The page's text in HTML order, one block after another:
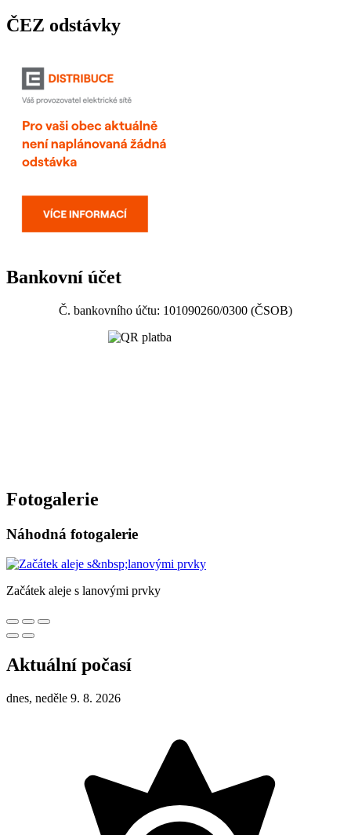
ČEZ odstávky
Bankovní účet
Č. bankovního účtu: 101090260/0300 (ČSOB)
Fotogalerie
Náhodná fotogalerie
Začátek aleje s lanovými prvky
Aktuální počasí
dnes, neděle 9. 8. 2026